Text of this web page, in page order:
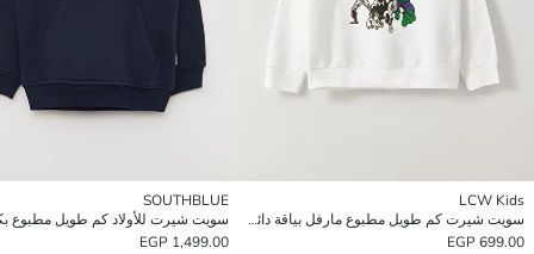
LCW Kids
سويت شيرت كم طويل مطبوع مارفل بياقة دائرية للأولاد
699.00 EGP
SOUTHBLUE
سويت شيرت للأولاد كم طويل مطبوع
1,499.00 EGP